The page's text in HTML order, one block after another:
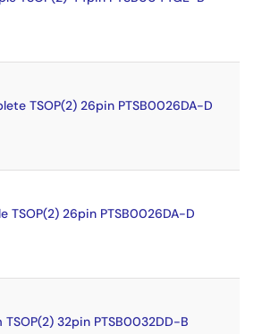
TSOP(2) 26pin PTSB0026DA-D
TSOP(2) 26pin PTSB0026DA-D
32pin PTSB0032DD-B